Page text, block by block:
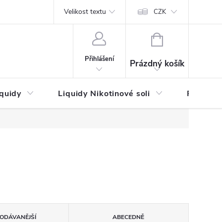
Reklamační řád Vrácení zboží a reklamace
Velikost textu CZK
Přihlášení
NÁKUPNÍ
Prázdný košík
Liquidy Nikotinové soli
ABECEDNĚ